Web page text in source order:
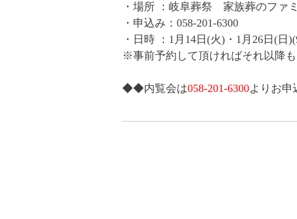
・場所 ：岐阜葬祭 家族葬のファ
・申込み：058-201-6300
・日時 ：1月14日(火)・1月26日(日
※事前予約して頂ければそれ以降も
◆◆内覧会は058-201-6300よりお